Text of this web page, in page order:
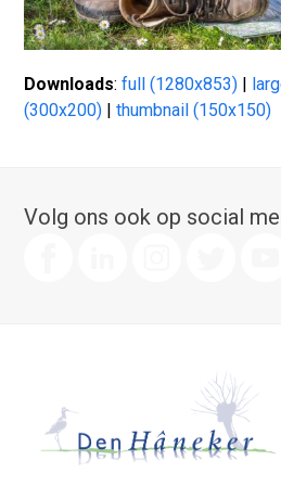
Downloads:full (1280x853) |
(300x200) |thumbnail (150x150)
Volg ons ook op social